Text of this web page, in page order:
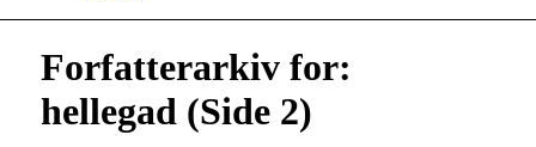
Forfatterarkiv for:
hellegad (Side 2)